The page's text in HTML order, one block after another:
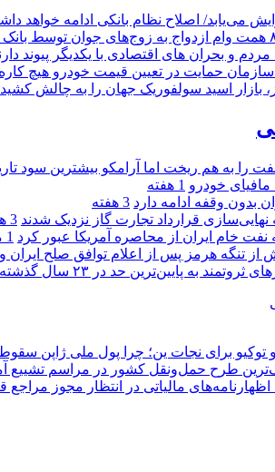
می‌یابد/ اصلاح نظام بانکی ادامه خواهد
و بحران های اقتصادی با یکدیگر پیوند
حمایت در تعیین قیمت خودرو هیچ
بازار اسید سولفوریک جهان را به چالش کشید
را به هم ریخت اما آرامکو بیشترین سود
خودرو 1 هفته
بدون وقفه ادامه دارد 3 هفته
قرارداد تجارت گاز نزدیک شدند 3 هفته
1 ماه
از تنگه هرمز پس از اعلام توافق صلح ایران و
به پایین‌ترین حد در ۲۳ سال گذشته رسید
و توکیو برای نجات ین؛ چرا پول ملی ژاپن
طرح حمل‌ونقل کشور در مراسم تشییع
اظهارنامه‌های مالیاتی در انتظار مجوز مراجع